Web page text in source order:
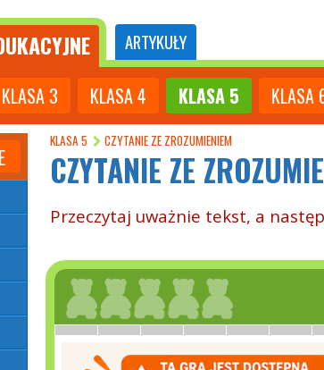
ARTYKUŁY
KLASA 3 KLASA4 KLASA 5 KLASA
KLASA 5 CZYTANIE ZE ZROZUMIENIEM
CZYTANIE ZE
Przeczytaj uważnie tekst, a